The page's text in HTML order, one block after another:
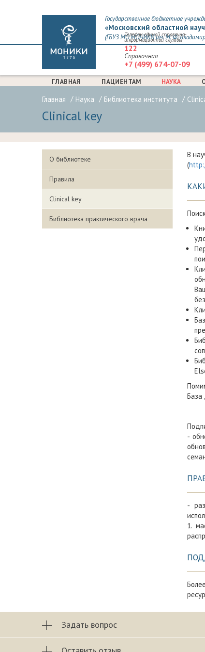
Государственное бюджетное
«Московский областной
(ГБУЗ МО МОНИКИ им. М. Ф.
Телефон единой справочно-
информационной службы
122
Справочная
+7 (499) 674-07-09
ГЛАВНАЯ ПАЦИЕНТАМ НАУКА
Главная Наука Библиотека института
Clinical key
О библиотеке
Правила
Clinical key
Библиотека практического врача
В
(
База
-
-
1.
Задать вопрос